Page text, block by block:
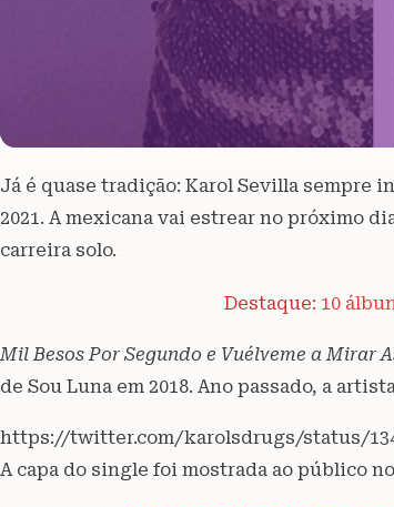
Já é quase tradição: Karol Sevilla sempre
2021. A mexicana vai estrear no próximo
carreira solo.
Destaque: 10
Mil Besos Por Segundo e Vuélveme a Mirar
de Sou Luna em 2018. Ano passado, a
https://twitter.com/karolsdrugs/status/
A capa do single foi mostrada ao público